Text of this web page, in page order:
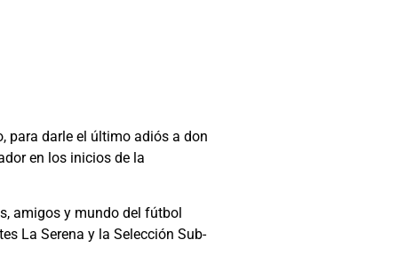
para darle el último adiós a don
en los inicios de la
amigos y mundo del fútbol
La Serena y la Selección Sub-